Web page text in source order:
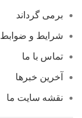
برمی گرداند
شرایط و ضوابط
تماس با ما
آخرین خبرها
نقشه سایت ما